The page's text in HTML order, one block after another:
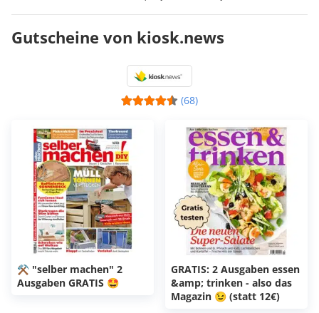
Gutscheine von kiosk.news
(68)
⚒️ "selber machen" 2
Ausgaben GRATIS 🤩
GRATIS: 2 Ausgaben essen
&amp; trinken - also das
Magazin 😉 (statt 12€)